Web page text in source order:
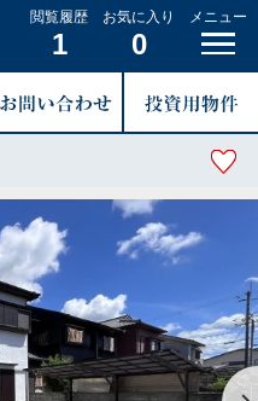
閲覧履歴
1
お気に入り
0
メニュー